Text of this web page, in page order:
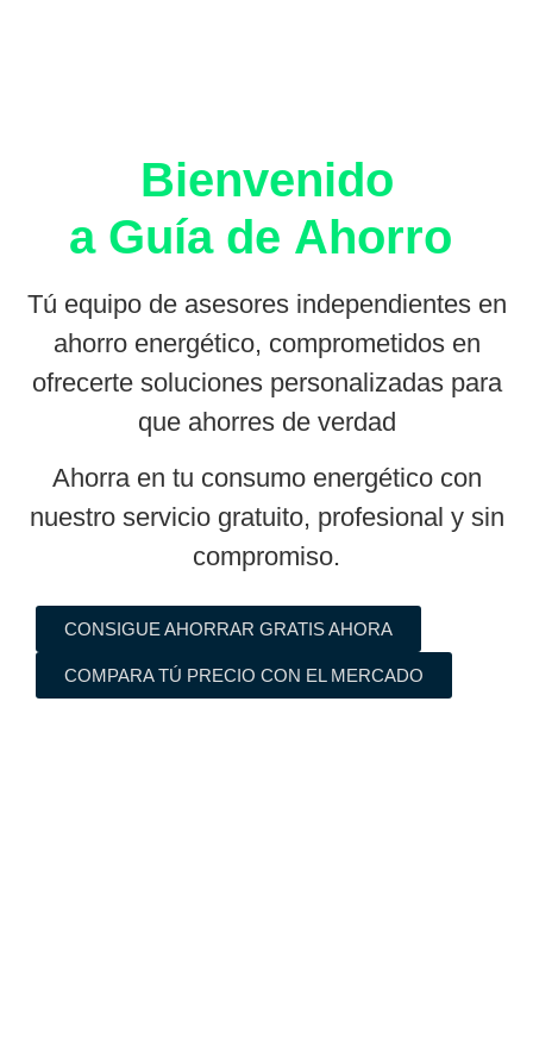
Bienvenido
a Guía de Ahorro
Tú equipo de asesores independientes en
ahorro energético, comprometidos en
ofrecerte soluciones personalizadas para
que ahorres de verdad
Ahorra en tu consumo energético con
nuestro servicio gratuito, profesional y sin
compromiso.
CONSIGUE AHORRAR GRATIS AHORA
COMPARA TÚ PRECIO CON EL MERCADO